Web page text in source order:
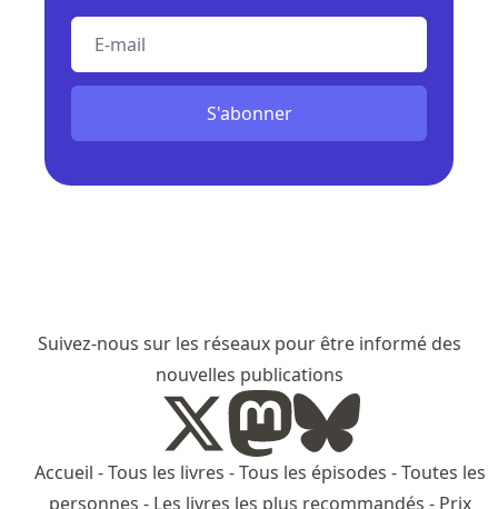
S'abonner
Suivez-nous sur les réseaux pour être informé des
nouvelles publications
Accueil -Tous les livres -Tous les épisodes -Toutes les
personnes - Les livres les plus recommandés - Prix